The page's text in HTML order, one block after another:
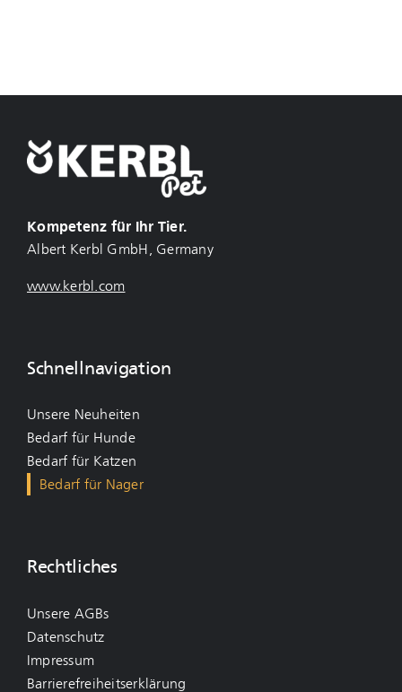
Kompetenz für Ihr Tier.
Albert Kerbl GmbH, Germany
www.kerbl.com
Schnellnavigation
Unsere Neuheiten
Bedarf für Hunde
Bedarf für Katzen
Bedarf für Nager
Rechtliches
Unsere AGBs
Datenschutz
Impressum
Barrierefreiheitserklärung